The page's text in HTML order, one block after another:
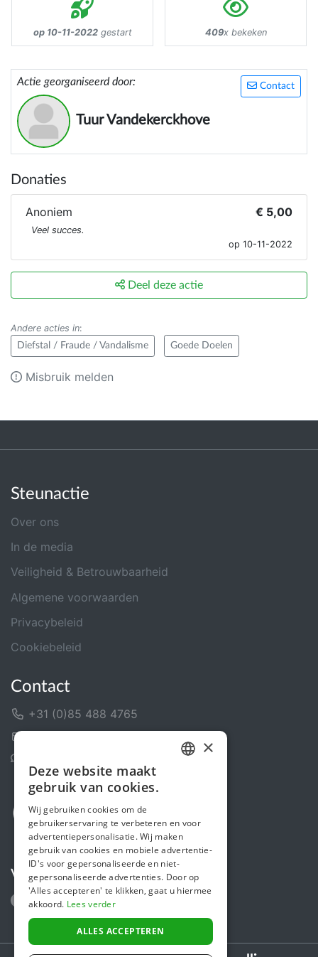
op 10-11-2022gestart 409x bekeken
Contact
Actie georganiseerd door:
Tuur Vandekerckhove
Donaties
Anoniem € 5,00
Veel succes.
op 10-11-2022
Deel deze actie
Andere acties in:
Diefstal / Fraude / Vandalisme Goede Doelen
Misbruik melden
Steunactie
Over ons
In de media
Veiligheid & Betrouwbaarheid
Algemene voorwaarden
Privacybeleid
Cookiebeleid
Contact
+31 (0)85 488 4765
Volg ons
ENGLISH
×
Deze website maakt
gebruik van cookies.
Wij gebruiken cookies om de
gebruikerservaring te verbeteren en voor
advertentiepersonalisatie. Wij maken
gebruik van cookies en mobiele advertentie-
ID's voor gepersonaliseerde en niet-
gepersonaliseerde advertenties. Door op
'Alles accepteren' te klikken, gaat u hiermee
akkoord. Lees verder
ALLES ACCEPTEREN